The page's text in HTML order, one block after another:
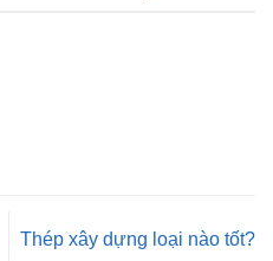
Thép xây dựng loại nào tốt?